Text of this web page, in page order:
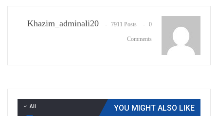
Khazim_adminali20 7911 Posts 0
Comments
All YOU MIGHT ALSO LIKE